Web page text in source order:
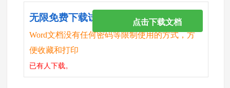
无限免费下载试卷
Word文档没有任何密码等限制使用的方式，方
便收藏和打印
已有人下载。
点击下载文档